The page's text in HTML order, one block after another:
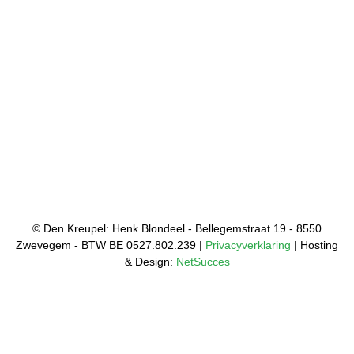
© Den Kreupel: Henk Blondeel - Bellegemstraat 19 - 8550
Zwevegem - BTW BE 0527.802.239 | Privacyverklaring | Hosting
& Design: NetSucces